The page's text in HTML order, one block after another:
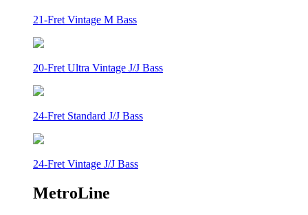
21-Fret Vintage M Bass
20-Fret Ultra Vintage J/J Bass
24-Fret Standard J/J Bass
24-Fret Vintage J/J Bass
MetroLine